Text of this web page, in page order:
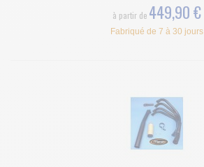
à partir de 449,90 €
Fabriqué de 7 à 30 jours